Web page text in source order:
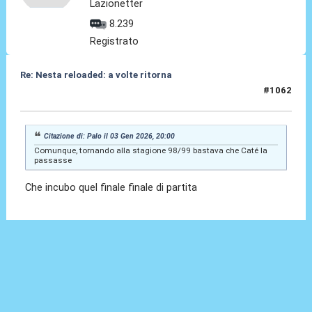
Lazionetter
8.239
Registrato
Re: Nesta reloaded: a volte ritorna
#1062
Citazione di: Palo il 03 Gen 2026, 20:00
Comunque, tornando alla stagione 98/99 bastava che Caté la
passasse
Che incubo quel finale finale di partita